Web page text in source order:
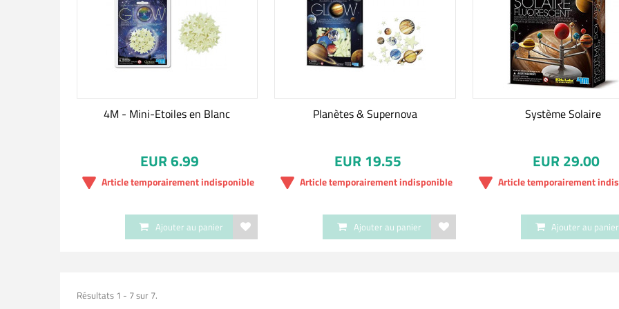
4M - Mini-Etoiles en Blanc
EUR 6.99
Article temporairement indisponible
Ajouter au panier
Planètes & Supernova
EUR 19.55
Article temporairement indisponible
Ajouter au panier
Système Solaire
EUR 29.00
Article temporairement
Ajouter au panier
Résultats 1 - 7 sur 7.